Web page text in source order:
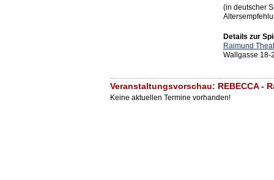
(in deutscher
Details zur
Raimund
Wallgasse 18-
Veranstaltungsvorschau: REBECCA -
Keine aktuellen Termine vorhanden!